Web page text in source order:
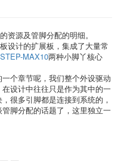
的资源及管脚分配的明细。
设计的扩展板，集成了大量常
STEP-MAX10两种小脚丫核心
个章节呢，我们整个外设驱动
设计中往往只是作为其中的一
很多引脚都是连接到系统的，
脚分配的话题了，这里独立一